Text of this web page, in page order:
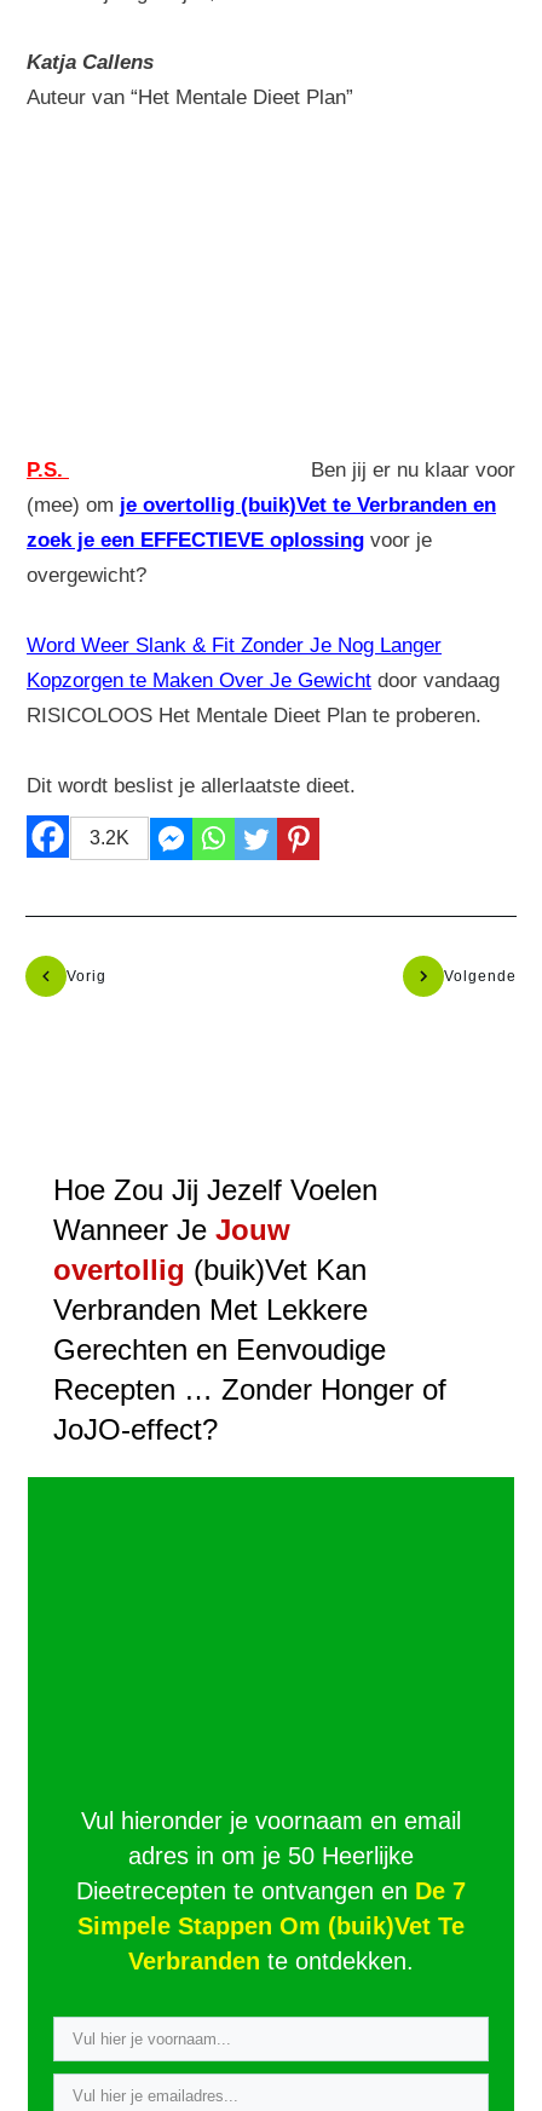
Katja Callens
Auteur van “Het Mentale Dieet Plan”
P.S.
Ben jij er nu klaar voor
(mee) om je overtollig (buik)Vet te Verbranden en
zoek je een EFFECTIEVE oplossing voor je
overgewicht?
Word Weer Slank & Fit Zonder Je Nog Langer
Kopzorgen te Maken Over Je Gewicht door vandaag
RISICOLOOS Het Mentale Dieet Plan te proberen.
Dit wordt beslist je allerlaatste dieet.
3.2K
Vorig Volgende
Hoe Zou Jij Jezelf Voelen
Wanneer Je Jouw
overtollig (buik)Vet Kan
Verbranden Met Lekkere
Gerechten en Eenvoudige
Recepten … Zonder Honger of
JoJO-effect?
Vul hieronder je voornaam en email
adres in om je 50 Heerlijke
Dieetrecepten te ontvangen en De 7
Simpele Stappen Om (buik)Vet Te
Verbranden te ontdekken.